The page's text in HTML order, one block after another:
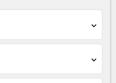
expand_more
expand_more